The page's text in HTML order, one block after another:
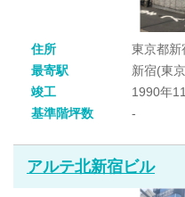
住所
東京都
最寄駅
新宿(東
竣工
1990年
基準階坪数
-
アルテ北新宿ビル